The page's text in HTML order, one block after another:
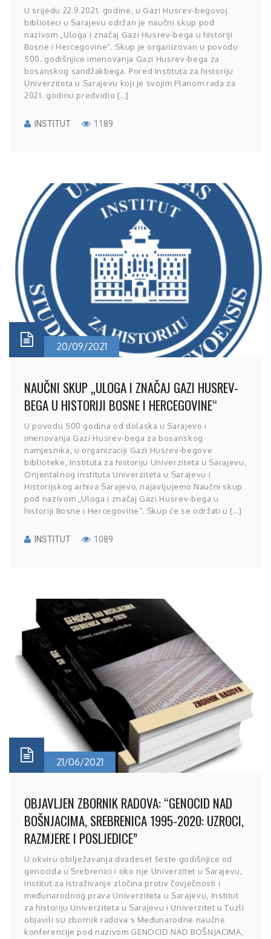
U srijedu 22.9.2021. godine, u Gazi Husrev-begovoj
biblioteci u Sarajevu održan je naučni skup pod
nazivom „Uloga i značaj Gazi Husrev-bega u historiji
Bosne i Hercegovine“. Skup je organizovan u povodu
500. godišnjice imenovanja Gazi Husrev-bega za
bosanskog sandžakbega. Pored Instituta za historiju
Univerziteta u Sarajevu koji je svojim Planom rada za
2021. godinu predvidio […]
INSTITUT 1189
20/09/2021
NAUČNI SKUP „ULOGA I ZNAČAJ GAZI HUSREV-
BEGA U HISTORIJI BOSNE I HERCEGOVINE“
U povodu 500 godina od dolaska u Sarajevo i
imenovanja Gazi Husrev-bega za bosanskog
namjesnika, u organizaciji Gazi Husrev-begove
biblioteke, Instituta za historiju Univerziteta u Sarajevu,
Orijentalnog instituta Univerziteta u Sarajevu i
Historijskog arhiva Sarajevo, najavljujemo Naučni skup
pod nazivom „Uloga i značaj Gazi Husrev-bega u
historiji Bosne i Hercegovine“. Skup će se održati u […]
INSTITUT 1089
21/06/2021
OBJAVLJEN ZBORNIK RADOVA: “GENOCID NAD
BOŠNJACIMA, SREBRENICA 1995-2020: UZROCI,
RAZMJERE I POSLJEDICE”
U okviru obilježavanja dvadeset šeste godišnjice od
genocida u Srebrenici i oko nje Univerzitet u Sarajevu,
Institut za istraživanje zločina protiv čovječnosti i
međunarodnog prava Univerziteta u Sarajevu, Institut
za historiju Univerziteta u Sarajevu i Univerzitet u Tuzli
objavili su zbornik radova s Međunarodne naučne
konferencije pod nazivom GENOCID NAD BOŠNJACIMA,